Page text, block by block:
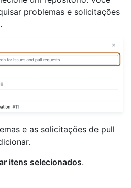
problemas e solicitações
e as solicitações de pull
itens selecionados.